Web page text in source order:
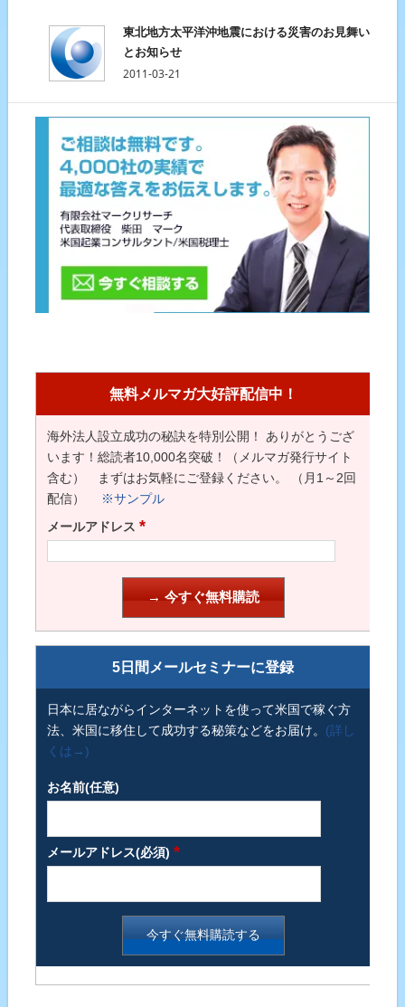
東北地方太平洋沖地震における災害のお見舞い
とお知らせ
2011-03-21
無料メルマガ大好評配信中！
海外法人設立成功の秘訣を特別公開！ ありがとうござ
います！総読者10,000名突破！（メルマガ発行サイト
含む） まずはお気軽にご登録ください。 （月1～2回
配信）
※サンプル
メールアドレス *
5日間メールセミナーに登録
日本に居ながらインターネットを使って米国で稼ぐ方
法、米国に移住して成功する秘策などをお届け。 (詳し
くは→)
お名前(任意)
メールアドレス(必須) *